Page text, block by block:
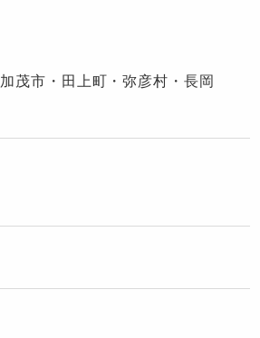
茂市・田上町・弥彦村・長岡